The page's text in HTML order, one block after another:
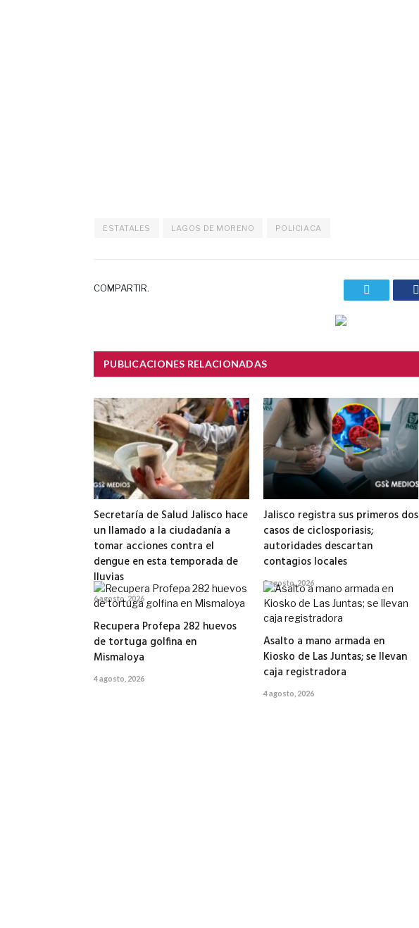
ESTATALES LAGOS DE MORENO POLICIACA
COMPARTIR.
PUBLICACIONES RELACIONADAS
Secretaría de Salud Jalisco hace
un llamado a la ciudadanía a
tomar acciones contra el
dengue en esta temporada de
lluvias
6 agosto, 2026
Jalisco registra sus primeros dos
casos de ciclosporiasis;
autoridades descartan
contagios locales
5 agosto, 2026
Recupera Profepa 282 huevos
de tortuga golfina en
Mismaloya
4 agosto, 2026
Asalto a mano armada en
Kiosko de Las Juntas; se llevan
caja registradora
4 agosto, 2026